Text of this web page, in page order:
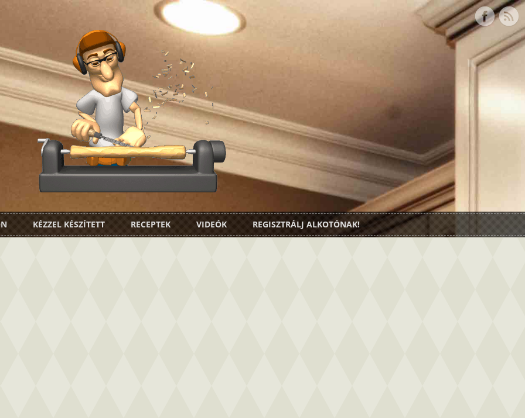
KÉZZEL KÉSZÍTETT RECEPTEK VIDEÓK REGISZTRÁLJ ALKOTÓNAK!